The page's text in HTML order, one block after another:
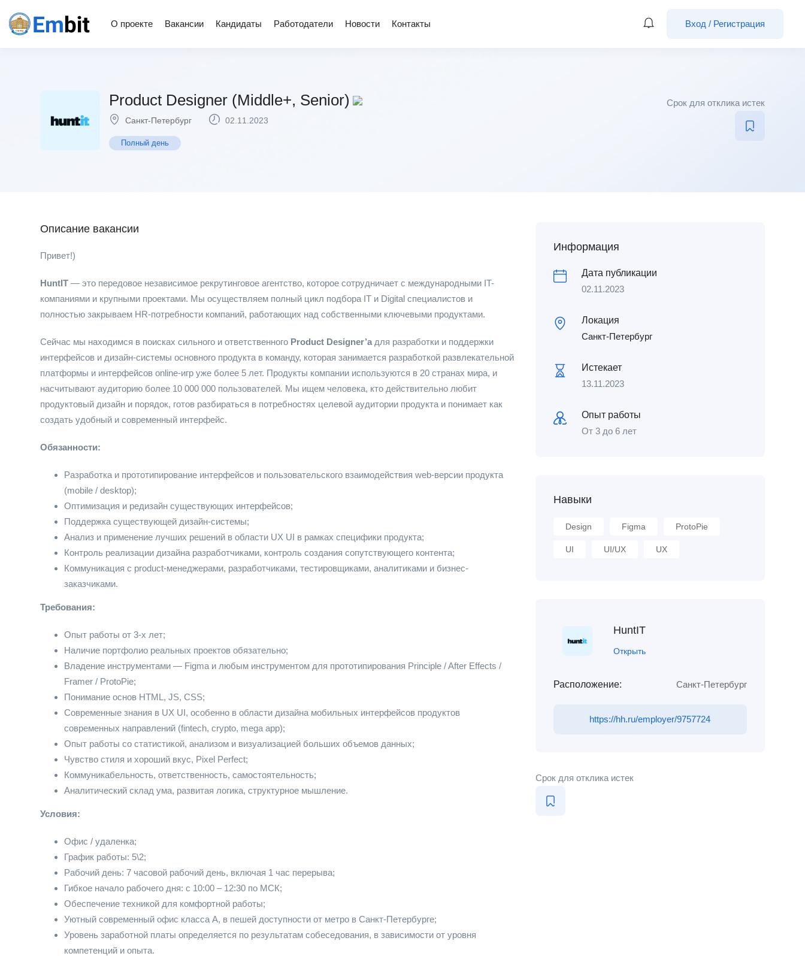
О проекте Вакансии Кандидаты Работодатели Новости Контакты Вход / Регистрация
Product Designer (Middle+, Senior)
Санкт-Петербург 02.11.2023
Полный день
Срок для отклика истек
Описание вакансии
Привет!)
HuntIT — это передовое независимое рекрутинговое агентство, которое сотрудничает с международными IT-
компаниями и крупными проектами. Мы осуществляем полный цикл подбора IT и Digital специалистов и
полностью закрываем HR-потребности компаний, работающих над собственными ключевыми продуктами.
Сейчас мы находимся в поисках сильного и ответственного Product Designer’a для разработки и поддержки
интерфейсов и дизайн-системы основного продукта в команду, которая занимается разработкой развлекательной
платформы и интерфейсов online-игр уже более 5 лет. Продукты компании используются в 20 странах мира, и
насчитывают аудиторию более 10 000 000 пользователей. Мы ищем человека, кто действительно любит
продуктовый дизайн и порядок, готов разбираться в потребностях целевой аудитории продукта и понимает как
создать удобный и современный интерфейс.
Обязанности:
Разработка и прототипирование интерфейсов и пользовательского взаимодействия web-версии продукта
(mobile / desktop);
Оптимизация и редизайн существующих интерфейсов;
Поддержка существующей дизайн-системы;
Анализ и применение лучших решений в области UX UI в рамках специфики продукта;
Контроль реализации дизайна разработчиками, контроль создания сопутствующего контента;
Коммуникация с product-менеджерами, разработчиками, тестировщиками, аналитиками и бизнес-
заказчиками.
Требования:
Опыт работы от 3-х лет;
Наличие портфолио реальных проектов обязательно;
Владение инструментами — Figma и любым инструментом для прототипирования Principle / After Effects /
Framer / ProtoPie;
Понимание основ HTML, JS, CSS;
Современные знания в UX UI, особенно в области дизайна мобильных интерфейсов продуктов
современных направлений (fintech, crypto, mega app);
Опыт работы со статистикой, анализом и визуализацией больших объемов данных;
Чувство стиля и хороший вкус, Pixel Perfect;
Коммуникабельность, ответственность, самостоятельность;
Аналитический склад ума, развитая логика, структурное мышление.
Условия:
Офис / удаленка;
График работы: 5\2;
Рабочий день: 7 часовой рабочий день, включая 1 час перерыва;
Гибкое начало рабочего дня: с 10:00 – 12:30 по МСК;
Обеспечение техникой для комфортной работы;
Уютный современный офис класса А, в пешей доступности от метро в Санкт-Петербурге;
Уровень заработной платы определяется по результатам собеседования, в зависимости от уровня
компетенций и опыта.
Информация
Дата публикации
02.11.2023
Локация
Санкт-Петербург
Истекает
13.11.2023
Опыт работы
От 3 до 6 лет
Навыки
Design Figma ProtoPie
UI UI/UX UX
HuntIT
Открыть
Расположение: Санкт-Петербург
https://hh.ru/employer/9757724
Срок для отклика истек